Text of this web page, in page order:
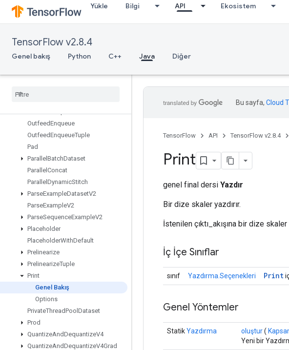
Yükle Bilgi API Ekosistem
TensorFlow v2.8.4
Genel bakış Python C++ Java Diğer
OrderedMapIncompleteSize
OrderedMapPeek
OrderedMapStage
OrderedMapUnstage
OutfeedDequeue
OutfeedEnqueue
OutfeedEnqueueTuple
Pad
Parallel BatchDataset
Parallel Concat
Parallel DynamicStitch
ParseExampleDatasetV2
ParseExampleV2
ParseSequenceExampleV2
Placeholder
PlaceholderWithDefault
Prelinearize
PrelinearizeTuple
Print
Genel Bakış
Options
PrivateThreadPool Dataset
Prod
QuantizeAndDequantizeV4
QuantizeAndDequantizeV4Grad
Bu sayfa, Cloud
TensorFlow API TensorFlow v2.8.4
Print
genel final dersi Yazdır
Bir dize skaler yazdırır.
İstenilen çıktı_akışına bir dize skaler
İç İçe Sınıflar
sınıf Yazdırma.Seçenekleri Print
Genel Yöntemler
StatikYazdırma oluştur(
Yeni bir